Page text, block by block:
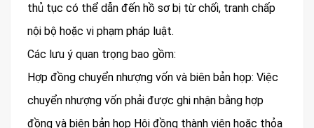
thủ tục có thể dẫn đến hồ sơ bị từ chối, tranh chấp
nội bộ hoặc vi phạm pháp luật.
Các lưu ý quan trọng bao gồm:
Hợp đồng chuyển nhượng vốn và biên bản họp: Việc
chuyển nhượng vốn phải được ghi nhận bằng hợp
đồng và biên bản họp Hội đồng thành viên hoặc thỏa